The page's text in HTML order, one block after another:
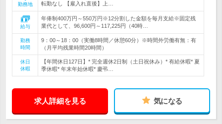
勤務地
転勤なし 【雇入れ直後】上…
給与
年俸制400万円～550万円※12分割した金額を毎月支給※固定残
業代として、96,600円～117,225円（40時…
勤務
時間
9：00～18：00（実働8時間／休憩60分）※時間外労働有無：有
（月平均残業時間20時間）
休日
休暇
【年間休日127日】* 完全週休2日制（土日祝休み）* 有給休暇* 夏
季休暇* 年末年始休暇* 慶弔…
求人詳細を見る 気になる